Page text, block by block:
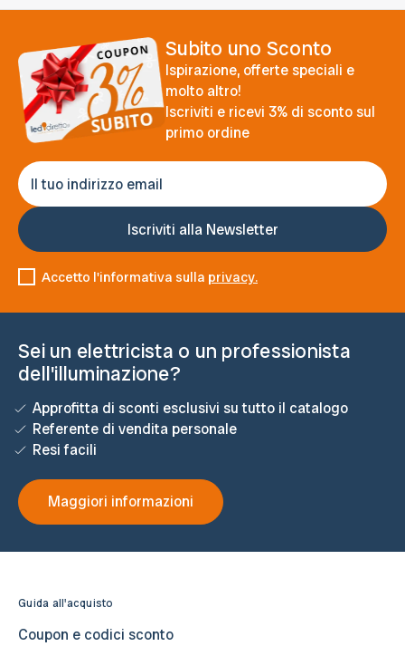
Subito uno Sconto
Ispirazione, offerte speciali e
molto altro!
Iscriviti e ricevi 3% di sconto sul
primo ordine
Accetto l'informativa sulla privacy.
Sei un elettricista o un professionista
dell'illuminazione?
Approfitta di sconti esclusivi su tutto il catalogo
Referente di vendita personale
Resi facili
Maggiori informazioni
Guida all'acquisto
Coupon e codici sconto